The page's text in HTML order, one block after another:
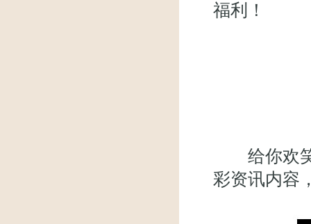
福利！
给你欢笑
彩资讯内容